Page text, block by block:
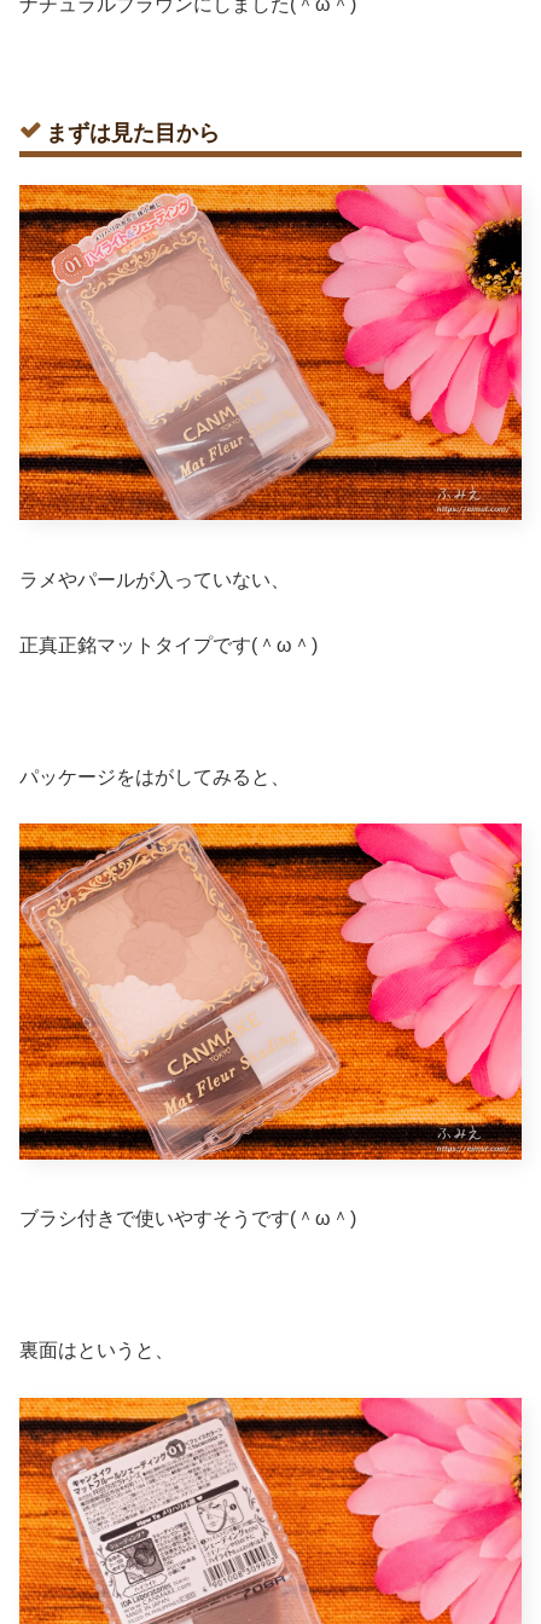
まずは見た目から
ラメやパールが入っていない、
正真正銘マットタイプです(＾ω＾)
パッケージをはがしてみると、
ブラシ付きで使いやすそうです(＾ω＾)
裏面はというと、